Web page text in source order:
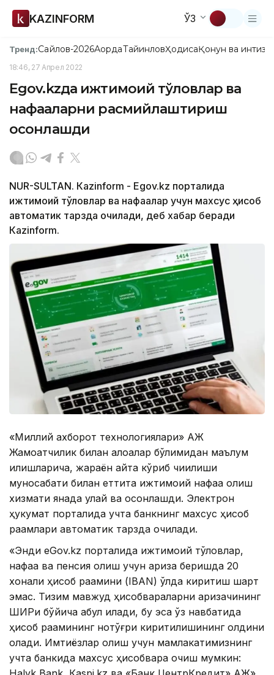
KAZINFORM ЎЗ
Тренд:Сайлов-2026АқордаТайинловҲодисаҚонун ва
18:46, 27 Апрел 2022
Egov.kzда ижтимоий тўловлар ва
нафақаларни расмийлаштириш
осонлашди
NUR-SULTAN. Кazinform - Egov.kz порталида
ижтимоий тўловлар ва нафақалар учун махсус ҳисоб
автоматик тарзда очилади, деб хабар беради
Кazinform.
«Миллий ахборот технологиялари» АЖ
Жамоатчилик билан алоқалар бўлимидан маълум
қилишларича, жараён қайта кўриб чиқилиши
муносабати билан еттита ижтимоий нафақа олиш
хизмати янада қулай ва осонлашди. Электрон
ҳукумат порталида учта банкнинг махсус ҳисоб
рақамлари автоматик тарзда очилади.
«Энди eGov.kz порталида ижтимоий тўловлар,
нафақа ва пенсия олиш учун ариза беришда 20
хонали ҳисоб рақамини (IBAN) қўлда киритиш шарт
эмас. Тизим мавжуд ҳисобварақларни аризачининг
ШИРи бўйича қабул қилади, бу эса ўз навбатида
ҳисоб рақамининг нотўғри киритилишининг олдини
олади. Имтиёзлар олиш учун мамлакатимизнинг
учта банкида махсус ҳисобварақ очиш мумкин: